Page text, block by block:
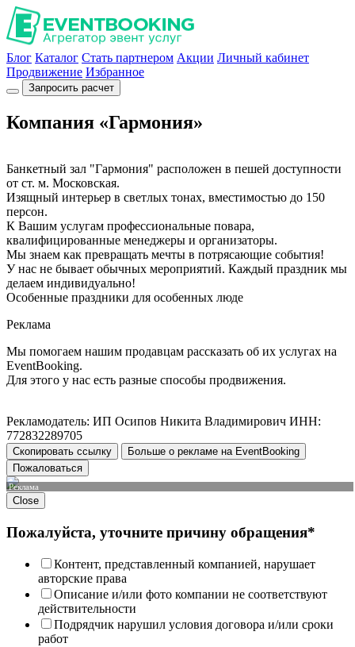
Блог Каталог Стать партнером Акции Личный кабинет
Продвижение Избранное
Запросить расчет
Компания «Гармония»
Банкетный зал "Гармония" расположен в пешей доступности
от ст. м. Московская.
Изящный интерьер в светлых тонах, вместимостью до 150
персон.
К Вашим услугам профессиональные повара,
квалифицированные менеджеры и организаторы.
Мы знаем как превращать мечты в потрясающие события!
У нас не бывает обычных мероприятий. Каждый праздник мы
делаем индивидуально!
Особенные праздники для особенных люде
Реклама
Мы помогаем нашим продавцам рассказать об их услугах на
EventBooking.
Для этого у нас есть разные способы продвижения.
Рекламодатель: ИП Осипов Никита Владимирович ИНН:
772832289705
Скопировать ссылку
Больше о рекламе на EventBooking
Пожаловаться
Реклама
Close
Пожалуйста, уточните причину обращения*
Контент, представленный компанией, нарушает
авторские права
Описание и/или фото компании не соответствуют
действительности
Подрядчик нарушил условия договора и/или сроки
работ